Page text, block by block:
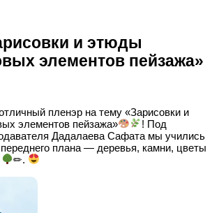
и этюды
элементов пейзажа»
пленэр на тему «Зарисовки и
элементов пейзажа»
! Под
Дадалаева Сафата мы учились
плана — деревья, камни, цветы
✏.